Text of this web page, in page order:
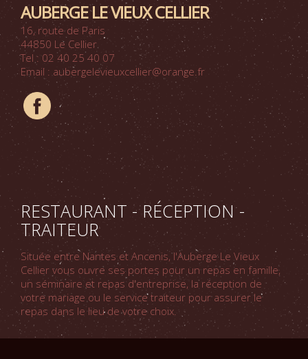
AUBERGE LE VIEUX CELLIER
16, route de Paris
44850 Le Cellier
Tel : 02 40 25 40 07
Email : aubergelevieuxcellier@orange.fr
RESTAURANT - RÉCEPTION -
TRAITEUR
Située entre Nantes et Ancenis, l'Auberge Le Vieux
Cellier vous ouvre ses portes pour un repas en famille,
un séminaire et repas d'entreprise, la réception de
votre mariage ou le service traiteur pour assurer le
repas dans le lieu de votre choix.